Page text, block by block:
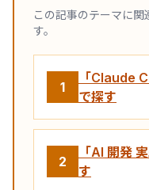
この記事のテーマに
す。
1
「Claude
で探す
2
「AI 開発
す